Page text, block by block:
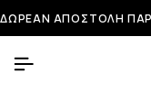
ΔΩΡΕΑΝ ΑΠΟΣΤΟΛΗ